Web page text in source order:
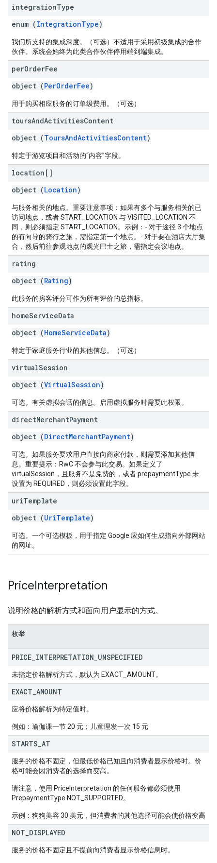
integrationType
enum (IntegrationType)
我们所支持的集成深度。（可选）不适用于采用初级集成的合作
伙伴。系统会始终为此类合作伙伴停用端到端集成。
perOrderFee
object (PerOrderFee)
用于购买相应服务的订单级费用。（可选）
toursAndActivitiesContent
object (ToursAndActivitiesContent)
特定于游览项目和活动的“内容”字段。
location[]
object (Location)
与服务相关的地点。重要注意事项：如果有多个与服务相关的已
访问地点，或者 START_LOCATION 与 VISITED_LOCATION 不
同，则必须指定 START_LOCATION。示例：- 对于途径 3 个地点
的有向导的骑行之旅，需指定第一个地点。- 对于要在酒店大厅集
合，然后前往参观地点的观光巴士之旅，需指定会议地点。
rating
object (Rating)
此服务的房客评分可作为所有评价的总指标。
homeServiceData
object (HomeServiceData)
特定于家庭服务行业的其他信息。（可选）
virtualSession
object (VirtualSession)
可选。有关虚拟会话的信息。启用虚拟服务时需要此权限。
directMerchantPayment
object (DirectMerchantPayment)
可选。如果服务要求用户直接向商家付款，则需要添加其他信
息。重要提示：RwC 不会参与此交易。如果定义了
virtualSession，且服务不是免费的，或者 prepaymentType 未
设置为 REQUIRED，则必须设置此字段。
uriTemplate
object (UriTemplate)
可选。一个可选模板，用于指定 Google 应如何生成指向外部网站
的网址。
PriceInterpretation
说明价格的解析方式和面向用户显示的方式。
枚举
PRICE INTERPRETATION UNSPECIFIED
未指定价格解析方式，默认为 EXACT_AMOUNT。
EXACT AMOUNT
应将价格解析为特定值时。
例如：瑜伽课一节 20 元；儿童理发一次 15 元
STARTS AT
服务的价格不固定，但最低价格已知且向消费者显示价格时。价
格可能会因消费者的选择而变高。
请注意，使用 PriceInterpretation 的任何服务都必须使用
PrepaymentType NOT_SUPPORTED。
示例：狗狗美容 30 美元，但消费者的其他选择可能会使价格变高
NOT DISPLAYED
服务的价格不固定且不提前向消费者显示价格信息时。